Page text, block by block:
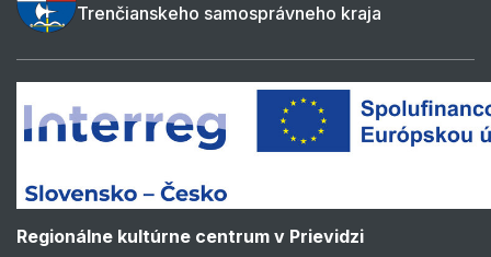
Trenčianskeho samosprávneho kraja
Regionálne kultúrne centrum v Prievidzi